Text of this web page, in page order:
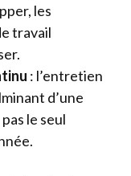
les
travail
: l’entretien
d’une
le seul